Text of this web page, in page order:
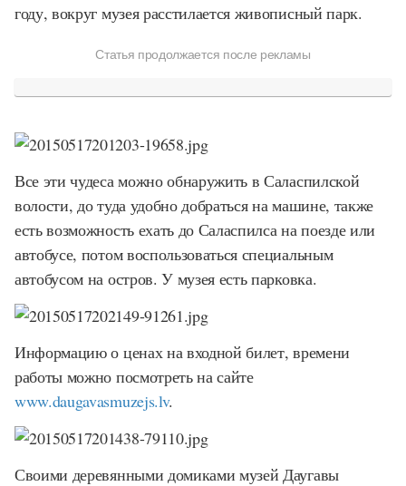
году, вокруг музея расстилается живописный парк.
Статья продолжается после рекламы
Все эти чудеса можно обнаружить в Саласпилской
волости, до туда удобно добраться на машине, также
есть возможность ехать до Саласпилса на поезде или
автобусе, потом воспользоваться специальным
автобусом на остров. У музея есть парковка.
Информацию о ценах на входной билет, времени
работы можно посмотреть на сайте
www.daugavasmuzejs.lv.
Своими деревянными домиками музей Даугавы